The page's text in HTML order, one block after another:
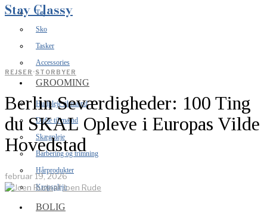
Tøj
Sko
Tasker
Accessories
GROOMING
Hudpleje til mænd
Dufte til mænd
Skægpleje
Barbering og trimning
Hårprodukter
Kropspleje
BOLIG
Stay Classy
REJSER ·STORBYER
Berlin Seværdigheder: 100 Ting
du SKAL Opleve i Europas Vilde
Hovedstad
februar 19, 2026
afJoen Rude